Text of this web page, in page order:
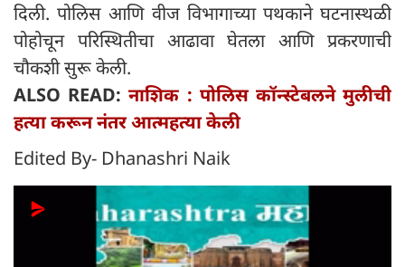
दिली. पोलिस आणि वीज विभागाच्या पथकाने घटनास्थळी
पोहोचून परिस्थितीचा आढावा घेतला आणि प्रकरणाची
चौकशी सुरू केली.
ALSO READ:नाशिक : पोलिस कॉन्स्टेबलने मुलीची
हत्या करून नंतर आत्महत्या केली
Edited By- Dhanashri Naik